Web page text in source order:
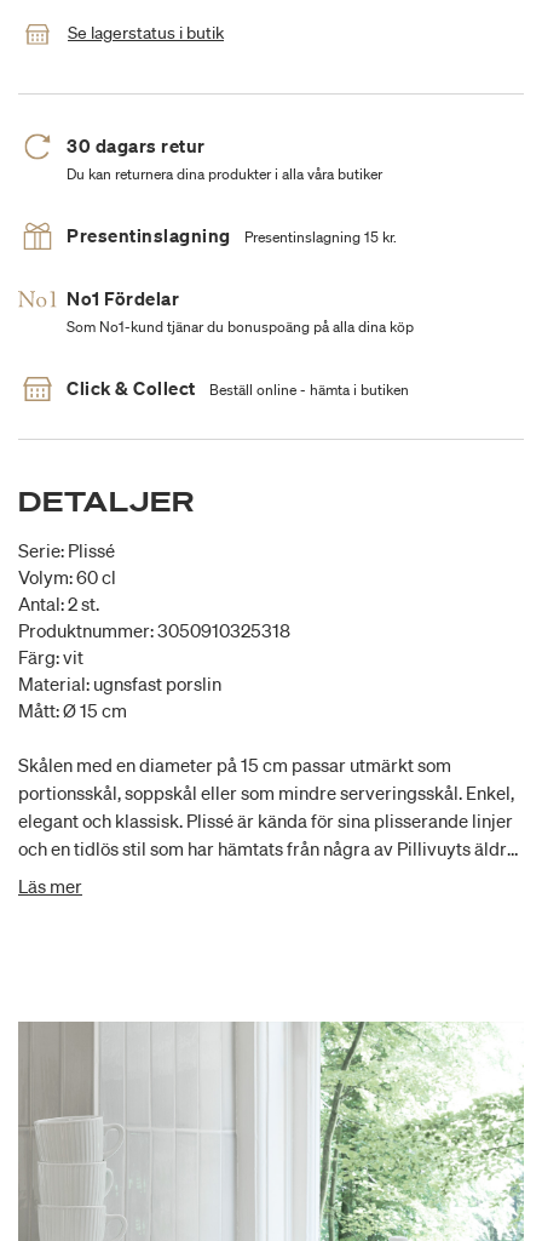
Se lagerstatus i butik
30 dagars retur
Du kan returnera dina produkter i alla våra butiker
Presentinslagning Presentinslagning 15 kr.
No1 Fördelar
Som No1-kund tjänar du bonuspoäng på alla dina köp
Click & Collect Beställ online - hämta i butiken
DETALJER
Serie: Plissé
Volym: 60 cl
Antal: 2 st.
Produktnummer: 3050910325318
Färg: vit
Material: ugnsfast porslin
Mått: Ø 15 cm
Skålen med en diameter på 15 cm passar utmärkt som
portionsskål, soppskål eller som mindre serveringsskål. Enkel,
elegant och klassisk. Plissé är kända för sina plisserande linjer
och en tidlös stil som har hämtats från några av Pillivuyts äldre
stöpformar från tidigt 1900-tal. Plissé är med sin fina plissering
Läs mer